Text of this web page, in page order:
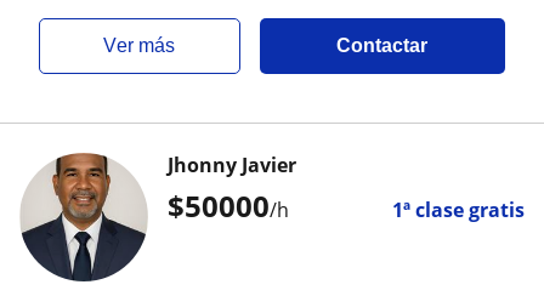
ver más Contactar
$50000/h 1ª clase gratis
Jhonny Javier